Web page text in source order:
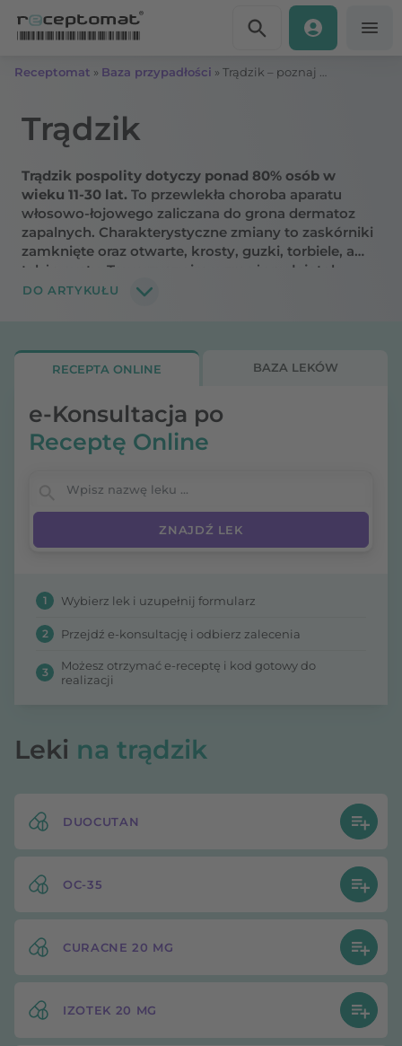
Receptomat » Baza przypadłości »
Trądzik
Trądzik pospolity dotyczy ponad 80% osób w
wieku 11-30 lat. To przewlekła choroba aparatu
włosowo-łojowego zaliczana do grona dermatoz
zapalnych. Charakterystyczne zmiany to zaskórniki
zamknięte oraz otwarte, krosty, guzki, torbiele, a
także cysty. Towarzyszy im wzmożony łojotok.
Trądzik pospolity lokalizuje się na twarzy oraz
rogowy blokujący ich ujście. To doskonałe
acnes , która wydziela różnorodne substancje
nasilające stan zapalny mieszka włosowego.
DO ARTYKUŁU
RECEPTA ONLINE BAZA LEKÓW
e-Konsultacja po
Receptę Online
Wpisz nazwę leku
1 Wybierz lek i uzupełnij formularz
2 Przejdź e-konsultację i odbierz zalecenia
3
Możesz otrzymać e-receptę i kod gotowy do
realizacji
Leki na trądzik
DUOCUTAN
OC-35
CURACNE 20 MG
IZOTEK 20 MG